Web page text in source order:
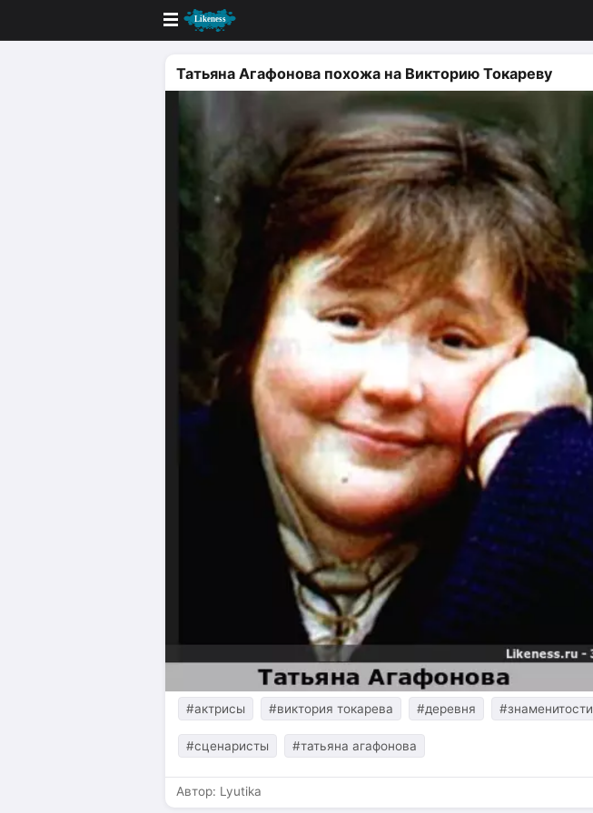
Голосование
Кандидаты
Случайное сходство 👍
Создать сходство
Для публикации необходима авторизация
Поиск
Татьяна Агафонова похожа на Викторию Токареву
#актрисы #виктория токарева #деревня #знаменитости
#сценаристы #татьяна агафонова
Автор: Lyutika